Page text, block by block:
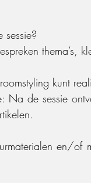
thema’s,
kunt
Na de sessie
en/